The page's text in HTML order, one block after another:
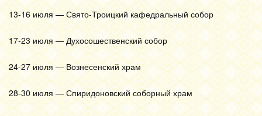
13-16 июля — Свято-Троицкий кафедральный собор
17-23 июля — Духосошественский собор
24-27 июля — Вознесенский храм
28-30 июля — Спиридоновский соборный храм